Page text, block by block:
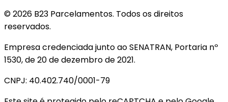
© 2026 B23 Parcelamentos. Todos os direitos
reservados.
Empresa credenciada junto ao SENATRAN, Portaria nº
1530, de 20 de dezembro de 2021.
CNPJ: 40.402.740/0001-79